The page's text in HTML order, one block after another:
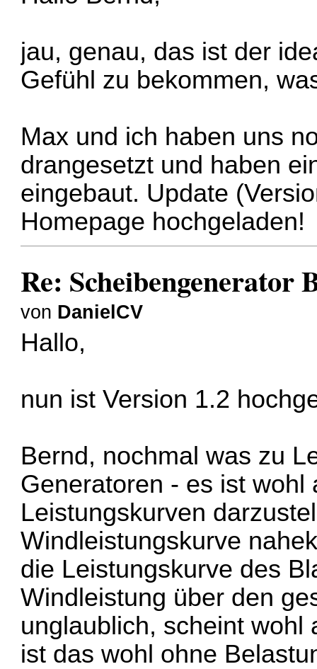
jau, genau, das ist der
Gefühl zu bekommen,
Max und ich haben uns
drangesetzt und haben
eingebaut. Update
Homepage hochgeladen!
Re: Scheibengenerator
von DanielCV
Hallo,
nun ist Version 1.2
Bernd, nochmal was zu
Generatoren - es ist
Leistungskurven
Windleistungskurve
die Leistungskurve des
Windleistung über den
unglaublich, scheint wohl
ist das wohl ohne